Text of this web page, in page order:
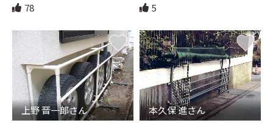
78
5
上野 晋一郎さん
本久保 進さん